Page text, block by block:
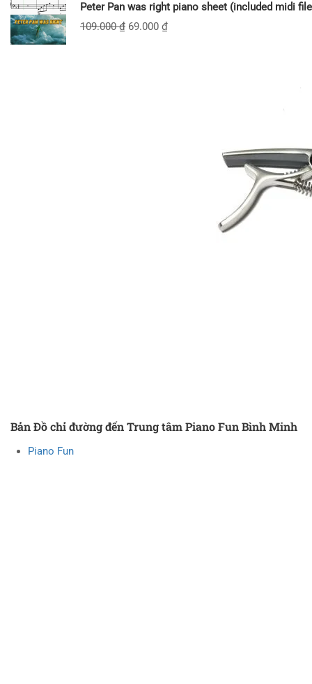
Peter Pan was right piano sheet (included midi
109.000₫ 69.000 ₫
Bản Đồ chỉ đường đến Trung tâm Piano Fun Bình Minh
Piano Fun